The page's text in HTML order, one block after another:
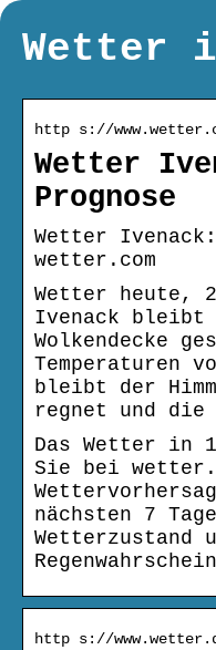
Wetter
http s://
Wetter
Prognose
Wetter
wetter.com
Wetter heute,
Ivenack bleibt
Wolkendecke
Temperaturen
bleibt der
regnet und die
Das Wetter in
Sie bei
nächsten 7
Wetterzustand
http s://